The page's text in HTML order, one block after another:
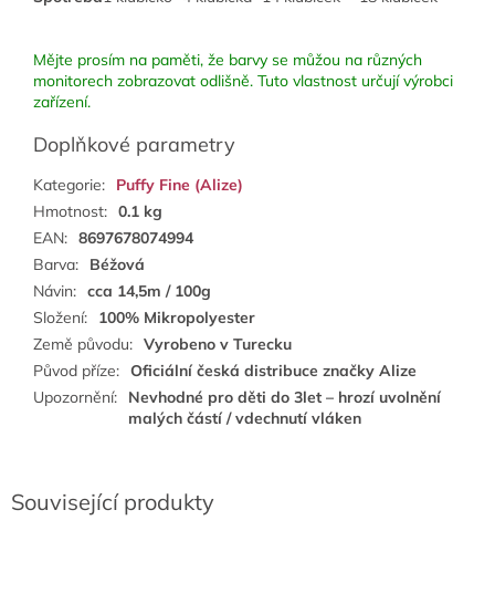
Související produkty
Mějte prosím na paměti, že barvy se můžou na různých
monitorech zobrazovat odlišně. Tuto vlastnost určují výrobci
zařízení.
Doplňkové parametry
Kategorie:
Puffy Fine (Alize)
Hmotnost: 0.1 kg
EAN: 8697678074994
Barva:
Béžová
Návin: cca 14,5m / 100g
Složení:
100% Mikropolyester
Země původu: Vyrobeno v Turecku
Původ příze: Oficiální česká distribuce značky Alize
Upozornění:
Nevhodné pro děti do 3let – hrozí uvolnění
malých částí / vdechnutí vláken